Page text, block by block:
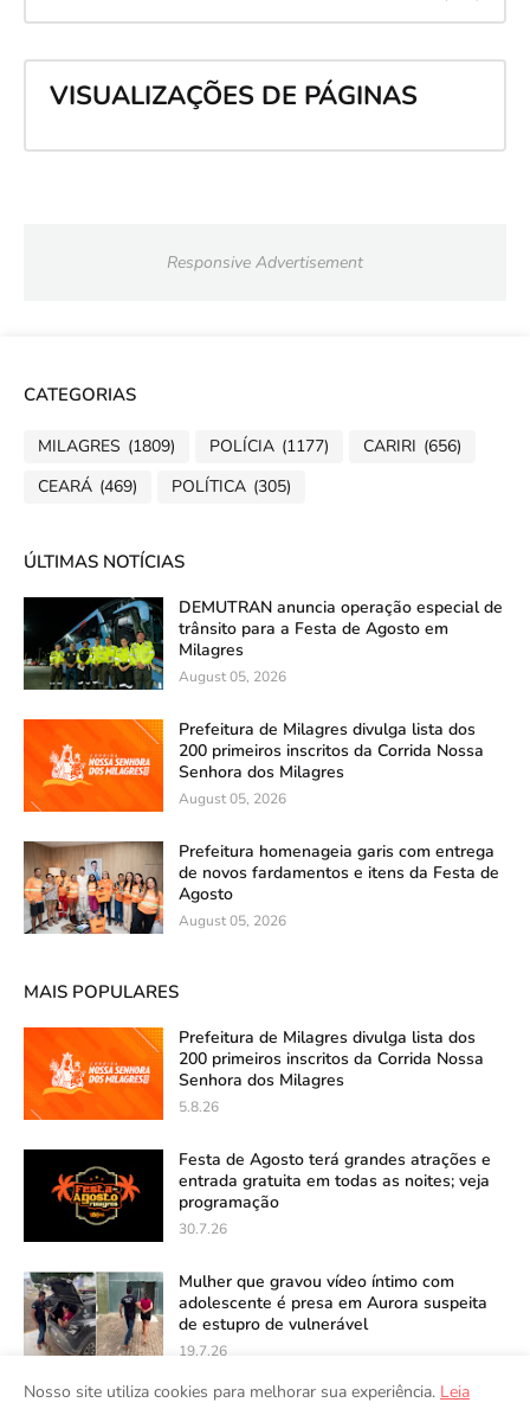
VISUALIZAÇÕES DE PÁGINAS
Responsive Advertisement
CATEGORIAS
MILAGRES (1809) POLÍCIA (1177) CARIRI (656)
CEARÁ (469) POLÍTICA (305)
ÚLTIMAS NOTÍCIAS
DEMUTRAN anuncia operação especial de
trânsito para a Festa de Agosto em
Milagres
August 05, 2026
Prefeitura de Milagres divulga lista dos
200 primeiros inscritos da Corrida Nossa
Senhora dos Milagres
August 05, 2026
Prefeitura homenageia garis com entrega
de novos fardamentos e itens da Festa de
Agosto
August 05, 2026
MAIS POPULARES
Prefeitura de Milagres divulga lista dos
200 primeiros inscritos da Corrida Nossa
Senhora dos Milagres
5.8.26
Festa de Agosto terá grandes atrações e
entrada gratuita em todas as noites; veja
programação
30.7.26
Mulher que gravou vídeo íntimo com
adolescente é presa em Aurora suspeita
de estupro de vulnerável
19.7.26
Nosso site utiliza cookies para melhorar sua experiência. Leia